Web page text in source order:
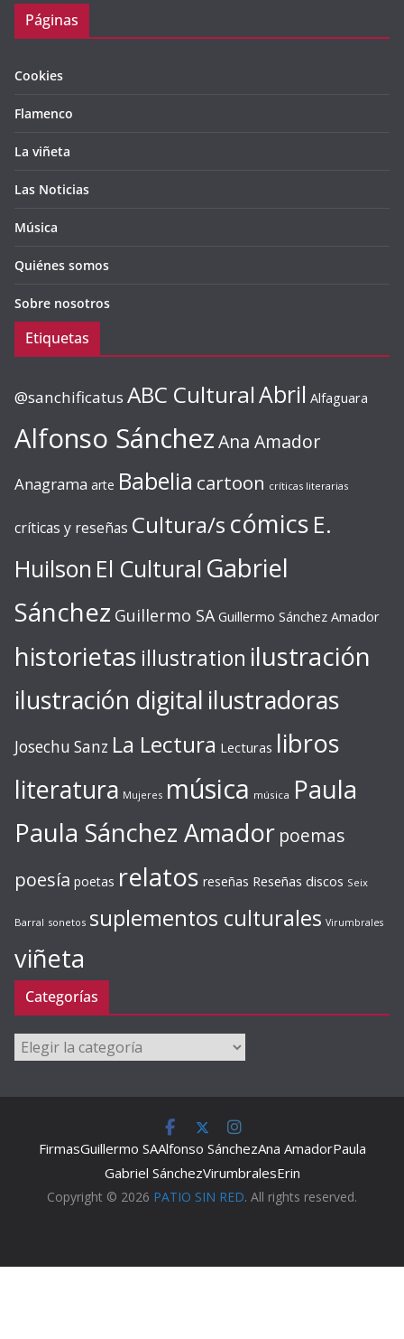
Páginas
Cookies
Flamenco
La viñeta
Las Noticias
Música
Quiénes somos
Sobre nosotros
Etiquetas
@sanchificatus ABC CulturalAbril Alfaguara
Alfonso SánchezAna Amador
Anagrama arte Babelia cartoon críticas literarias
críticas y reseñas Cultura/s cómics E.
Huilson El Cultural Gabriel
Sánchez Guillermo SA Guillermo Sánchez Amador
historietas illustration ilustración
ilustración digital ilustradoras
Josechu Sanz La Lectura Lecturas libros
literatura Mujeres música música Paula
Paula Sánchez Amador poemas
poesía poetas relatos reseñas Reseñas discos Seix
Barral sonetos suplementos culturales Virumbrales
viñeta
Categorías
Categorías
FirmasGuillermo SAAlfonso SánchezAna AmadorPaula
Gabriel SánchezVirumbralesErin
Copyright © 2026 PATIO SIN RED. All rights reserved.